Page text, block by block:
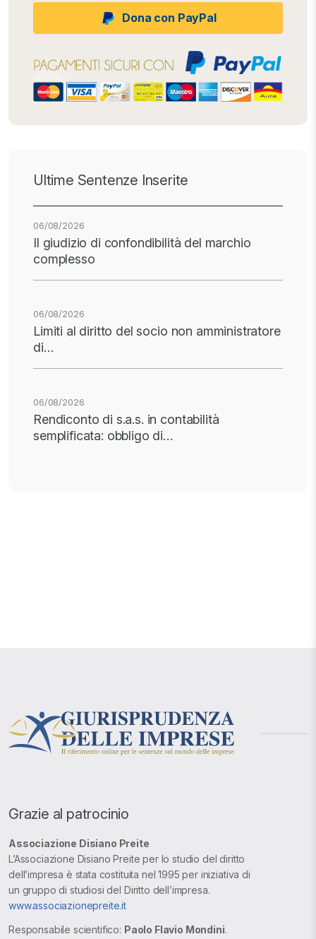
Dona con PayPal
Ultime Sentenze Inserite
06/08/2026
Il giudizio di confondibilità del marchio
complesso
06/08/2026
Limiti al diritto del socio non amministratore
di…
06/08/2026
Rendiconto di s.a.s. in contabilità
semplificata: obbligo di…
Grazie al patrocinio
Associazione Disiano Preite
L’Associazione Disiano Preite per lo studio del diritto
dell’impresa è stata costituita nel 1995 per iniziativa di
un gruppo di studiosi del Diritto dell’impresa.
www.associazionepreite.it
Responsabile scientifico: Paolo Flavio Mondini.